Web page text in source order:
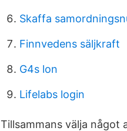
Skaffa
Finnvedens säljkraft
G4s lon
Lifelabs login
Tillsammans välja något